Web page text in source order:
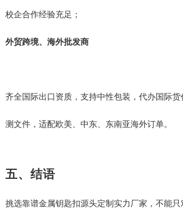
校企合作经验充足；
外贸跨境、海外批发商
齐全国际出口资质，支持中性包装，代办国际
测文件，适配欧美、中东、东南亚海外订单。
五、结语
挑选靠谱金属钥匙扣源头定制实力厂家，不能